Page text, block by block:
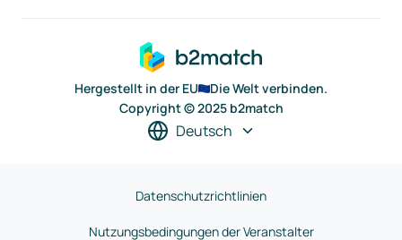
Hergestellt in der EU
Die Welt verbinden.
Copyright © 2025 b2match
Deutsch
Datenschutzrichtlinien
Nutzungsbedingungen der Veranstalter